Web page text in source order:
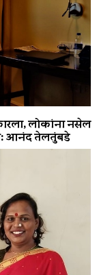
लोकांना नसेल
आनंद तेलतुंबडे